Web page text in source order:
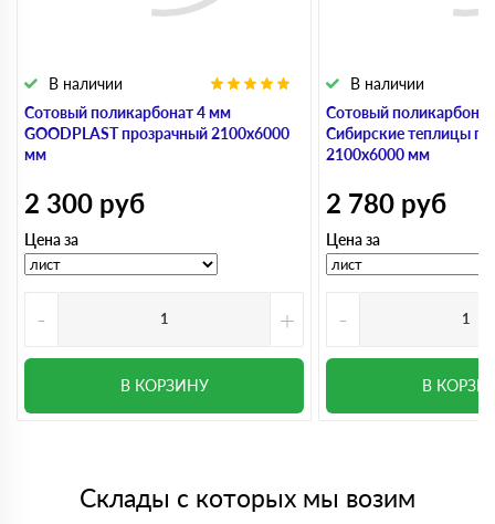
Сотовый поликарбонат 4 мм
GOODPLAST прозрачный 2100х6000
мм
В наличии
2 300 руб
Цена за
- +
В КОРЗИНУ
Сотовый
Сибирские теплицы
2100х6000 мм
В наличии
2 780 руб
Цена за
-
В
Склады с которых мы возим